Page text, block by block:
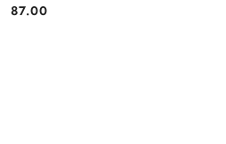
Cena:
87.00